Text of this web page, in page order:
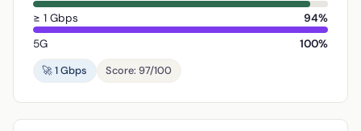
≥ 1 Gbps
94%
5G
100%
🚀 1 Gbps
Score: 97/100